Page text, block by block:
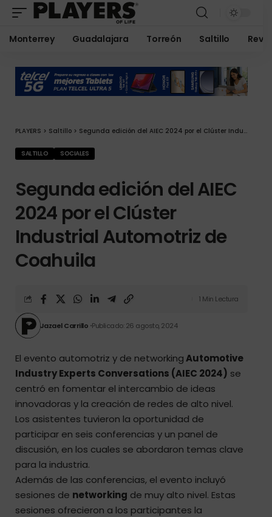
Monterrey Guadalajara Torreón Saltillo
PLAYERS > Saltillo > Segunda edición del AIEC 2024 por el Clúster Industrial Automotriz de Coahuila
SALTILLO SOCIALES
Segunda edición del AIEC
2024 por el Clúster
Industrial Automotriz de
Coahuila
Jazael Carrillo Publicado: 26 agosto, 2024
1 Min Lectura
El evento automotriz y de networkingAutomotive
Industry Experts Conversations (AIEC 2024) se
centró en fomentar el intercambio de ideas
innovadoras y la creación de redes de alto nivel.
Los asistentes tuvieron la oportunidad de
participar en seis conferencias y un panel de
discusión, en los cuales se abordaron temas clave
para la industria.
Además de las conferencias, el evento incluyó
sesiones de networking de muy alto nivel. Estas
sesiones ofrecieron a los participantes la